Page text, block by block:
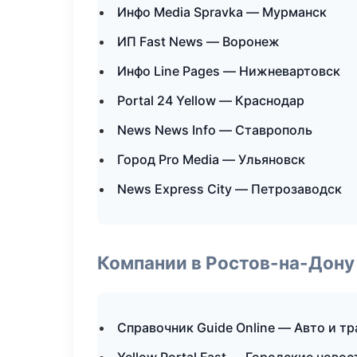
Инфо Media Spravka — Мурманск
ИП Fast News — Воронеж
Инфо Line Pages — Нижневартовск
Portal 24 Yellow — Краснодар
News News Info — Ставрополь
Город Pro Media — Ульяновск
News Express City — Петрозаводск
Компании в Ростов-на-Дону
Справочник Guide Online — Авто и